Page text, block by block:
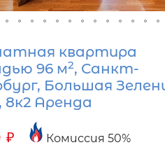
квартира
96 м2, Санкт-
Большая
8к2 Аренда
₽ Комиссия 50%